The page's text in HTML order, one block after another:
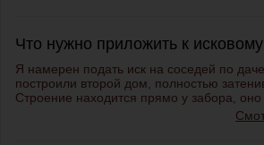
Что нужно приложить к
Я намерен подать иск на соседей по
построили второй дом, полностью
Строение находится прямо у забора, оно